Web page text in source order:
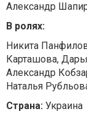
Александр
В ролях:
Никита
Карташова,
Александр
Наталья
Страна: Украина